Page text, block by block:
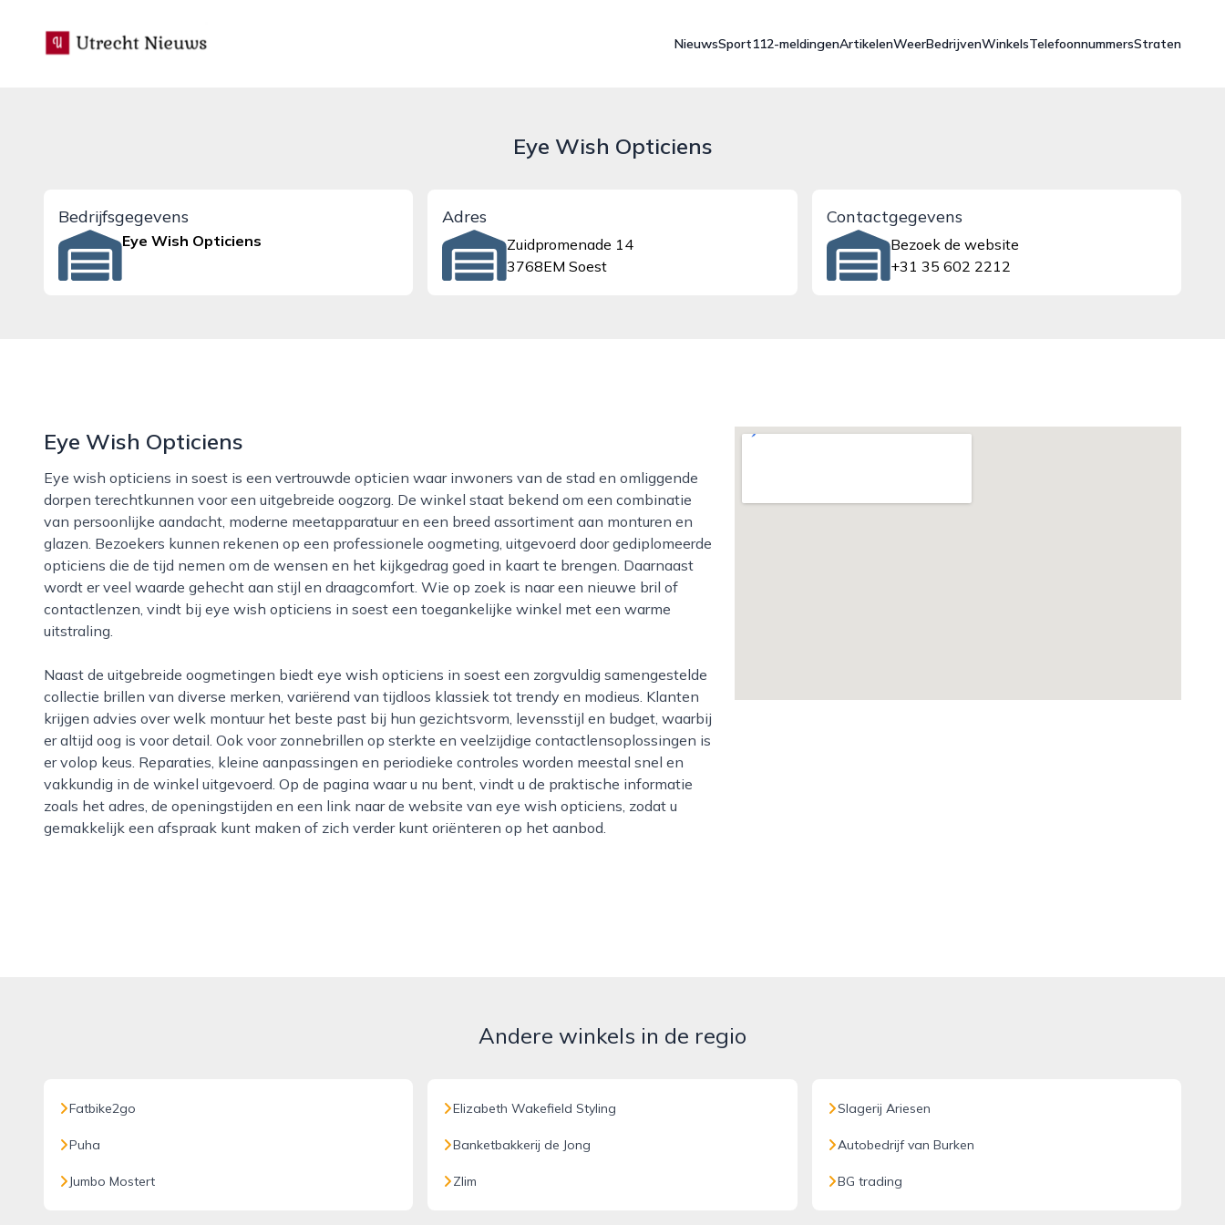
utrecht-nieuws.nl
NieuwsSport112-meldingenArtikelenWeerBedrijvenWinkelsTelefoonnummersStraten
Eye Wish Opticiens
Bedrijfsgegevens
Eye Wish Opticiens
Adres
Zuidpromenade 14
3768EM Soest
Contactgegevens
Bezoek de website
+31 35 602 2212
Eye Wish Opticiens
Eye wish opticiens in soest is een vertrouwde opticien waar inwoners van de stad en omliggende
dorpen terechtkunnen voor een uitgebreide oogzorg. De winkel staat bekend om een combinatie
van persoonlijke aandacht, moderne meetapparatuur en een breed assortiment aan monturen en
glazen. Bezoekers kunnen rekenen op een professionele oogmeting, uitgevoerd door gediplomeerde
opticiens die de tijd nemen om de wensen en het kijkgedrag goed in kaart te brengen. Daarnaast
wordt er veel waarde gehecht aan stijl en draagcomfort. Wie op zoek is naar een nieuwe bril of
contactlenzen, vindt bij eye wish opticiens in soest een toegankelijke winkel met een warme
uitstraling.
Naast de uitgebreide oogmetingen biedt eye wish opticiens in soest een zorgvuldig samengestelde
collectie brillen van diverse merken, variërend van tijdloos klassiek tot trendy en modieus. Klanten
krijgen advies over welk montuur het beste past bij hun gezichtsvorm, levensstijl en budget, waarbij
er altijd oog is voor detail. Ook voor zonnebrillen op sterkte en veelzijdige contactlensoplossingen is
er volop keus. Reparaties, kleine aanpassingen en periodieke controles worden meestal snel en
vakkundig in de winkel uitgevoerd. Op de pagina waar u nu bent, vindt u de praktische informatie
zoals het adres, de openingstijden en een link naar de website van eye wish opticiens, zodat u
gemakkelijk een afspraak kunt maken of zich verder kunt oriënteren op het aanbod.
Andere winkels in de regio
Fatbike2go
Puha
Jumbo Mostert
Elizabeth Wakefield Styling
Banketbakkerij de Jong
Zlim
Slagerij Ariesen
Autobedrijf van Burken
BG trading